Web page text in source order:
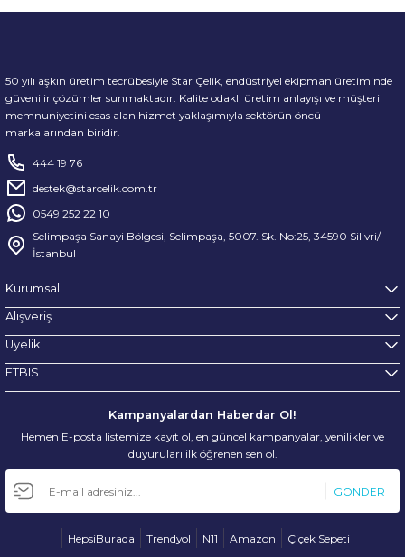
50 yılı aşkın üretim tecrübesiyle Star Çelik, endüstriyel ekipman üretiminde
güvenilir çözümler sunmaktadır. Kalite odaklı üretim anlayışı ve müşteri
memnuniyetini esas alan hizmet yaklaşımıyla sektörün öncü
markalarından biridir.
444 19 76
destek@starcelik.com.tr
0549 252 22 10
Selimpaşa Sanayi Bölgesi, Selimpaşa, 5007. Sk. No:25, 34590 Silivri/
İstanbul
Kurumsal
Alışveriş
Üyelik
ETBIS
Kampanyalardan Haberdar Ol!
Hemen E-posta listemize kayıt ol, en güncel kampanyalar, yenilikler ve
duyuruları ilk öğrenen sen ol.
GÖNDER
HepsiBurada Trendyol N11 Amazon Çiçek Sepeti